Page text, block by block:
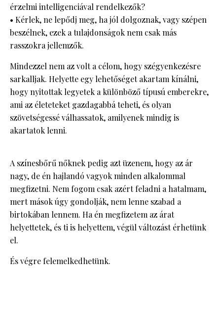
érzelmi intelligenciával rendelkezők?
• Kérlek, ne lepődj meg, ha jól dolgoznak, vagy szépen
beszélnek, ezek a tulajdonságok nem csak más
rasszokra jellemzők.
Mindezzel nem az volt a célom, hogy szégyenkezésre
sarkalljak. Helyette egy lehetőséget akartam kínálni,
hogy nyitottak legyetek a különböző típusú emberekre,
ami az életeteket gazdagabbá teheti, és olyan
szövetségessé válhassatok, amilyenek mindig is
akartatok lenni.
A színesbőrű nőknek pedig azt üzenem, hogy az ár
nagy, de én hajlandó vagyok minden alkalommal
megfizetni. Nem fogom csak azért feladni a hatalmam,
mert mások úgy gondolják, nem lenne szabad a
birtokában lennem. Ha én megfizetem az árat
helyettetek, és ti is helyettem, végül változást érhetünk
el.
És végre felemelkedhetünk.